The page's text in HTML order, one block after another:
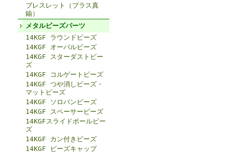
ブレスレット（ブラス真
鍮）
メタルビーズパーツ
14KGF ラウンドビーズ
14KGF オーバルビーズ
14KGF スターダストビー
ズ
14KGF コルゲートビーズ
14KGF つや消しビーズ・
マットビーズ
14KGF ソロバンビーズ
14KGF スペーサービーズ
14KGFスライドボールビー
ズ
14KGF カン付きビーズ
14KGF ビーズキャップ